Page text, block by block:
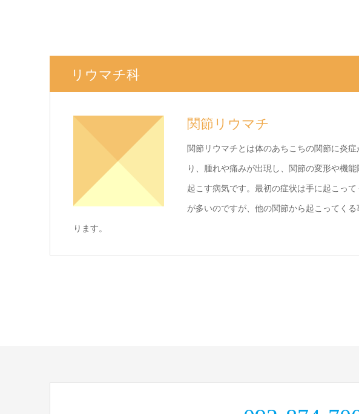
リウマチ科
関節リウマチ
関節リウマチとは体のあちこちの関節に炎症
り、腫れや痛みが出現し、関節の変形や機能
起こす病気です。最初の症状は手に起こって
が多いのですが、他の関節から起こってくる
ります。